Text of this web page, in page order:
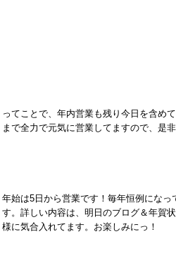
ってことで、年内営業も残り今日を含め
まで全力で元気に営業してますので、是
年始は5日から営業です！毎年恒例にな
す。詳しい内容は、明日のブログ＆年賀
様に気合入れてます。お楽しみにっ！